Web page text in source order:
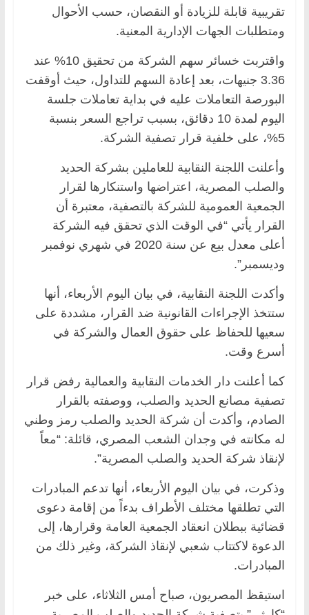
تقريبية قابلة للزيادة أو النقصان، حسب الأحوال
ومتطلبات الجهات الإدارية المعنية.
واقتربت خسائر سهم الشركة من تحقيق 10% عند
3.36 جنيهات، بعد إعادة السهم للتداول، حيث أوقفت
البورصة التعاملات عليه في بداية تعاملات جلسة
اليوم لمدة 10 دقائق، بسبب تراجع السعر بنسبة
5%، على خلفية قرار تصفية الشركة.
وأعلنت اللجنة النقابية للعاملين بشركة الحديد
والصلب المصرية، اعتراضها واستنكارها لقرار
الجمعية العمومية للشركة بالتصفية، معتبرة أن
القرار يأتي “في الوقت الذي تحقق فيه الشركة
أعلى معدل بيع عن سنة 2020 في شهري نوفمبر
وديسمبر”.
وأكدت اللجنة النقابية، في بيان اليوم الأربعاء، أنها
ستتخذ الإجراءات القانونية ضد القرار، مشددة على
سعيها للحفاظ على حقوق العمال والشركة في
أسرع وقت.
كما أعلنت دار الخدمات النقابية والعمالية رفض قرار
تصفية مصانع الحديد والصلب، ووصفته بالقرار
الصادم، وأكدت أن شركة الحديد والصلب رمز وطني
له مكانته في وجدان الشعب المصري، قائلة: “معاً
لإنقاذ شركة الحديد والصلب المصرية”.
وذكرت، في بيان اليوم الأربعاء، أنها تدعم المبادرات
التي تطلقها مختلف الأطراف بدءاً من إقامة دعوى
قضائية ببطلان انعقاد الجمعية العامة وقرارها، إلى
الدعوة لاكتتاب شعبي لإنقاذ الشركة، وغير ذلك من
المبادرات.
استيقظ المصريون، صباح أمس الثلاثاء، على خبر